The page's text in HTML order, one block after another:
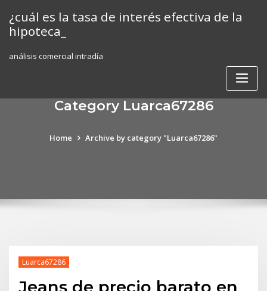
content
¿cuál es la tasa de interés efectiva de la
hipoteca_
análisis comercial intradía
Category Luarca67286
Home Archive by category "Luarca67286"
Luarca67286
Jeans de precio barato en